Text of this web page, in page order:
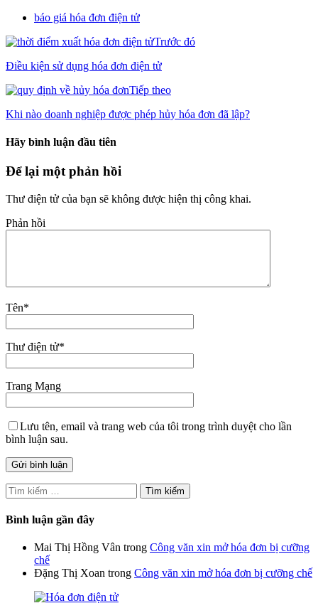
báo giá hóa đơn điện tử
Trước đó
Điều kiện sử dụng hóa đơn điện tử
Tiếp theo
Khi nào doanh nghiệp được phép hủy hóa đơn đã lập?
Hãy bình luận đầu tiên
Để lại một phản hồi
Thư điện tử của bạn sẽ không được hiện thị công khai.
Phản hồi
Tên*
Thư điện tử*
Trang Mạng
Lưu tên, email và trang web của tôi trong trình duyệt cho lần
bình luận sau.
Tìm
kiếm
cho:
Bình luận gần đây
Mai Thị Hồng Vân trong Công văn xin mở hóa đơn bị cưỡng
chế
Đặng Thị Xoan trong Công văn xin mở hóa đơn bị cưỡng chế